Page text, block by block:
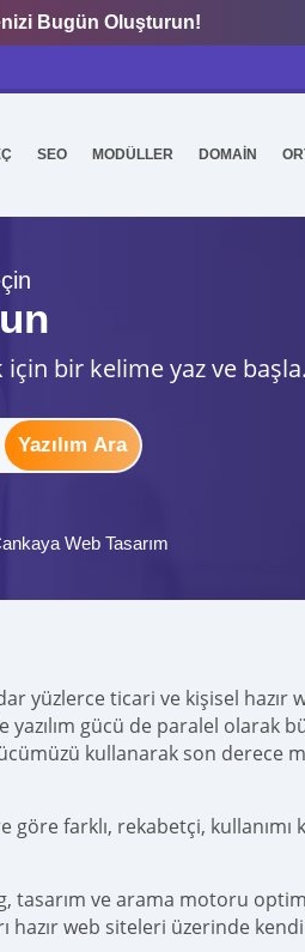
Bugün Oluşturun!
SEO MODÜLLER DOMAİN
bir kelime yaz ve başla.
Yazılım Ara
Web Tasarım
yüzlerce ticari ve kişisel hazır
gücü de paralel olarak
kullanarak son derece
farklı, rekabetçi, kullanımı
ve arama motoru
hazır web siteleri üzerinde